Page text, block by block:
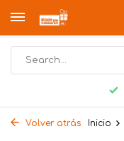
Volver atrás Inicio